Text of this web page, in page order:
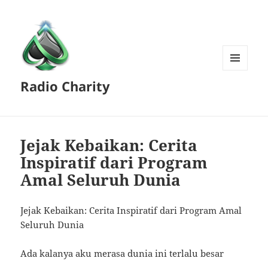
Radio Charity
Jejak Kebaikan: Cerita
Inspiratif dari Program
Amal Seluruh Dunia
Jejak Kebaikan: Cerita Inspiratif dari Program Amal
Seluruh Dunia
Ada kalanya aku merasa dunia ini terlalu besar